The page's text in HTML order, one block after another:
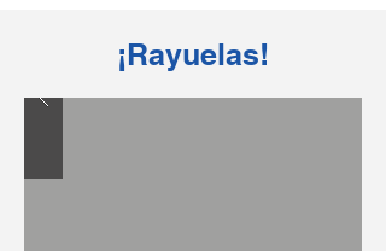
¡Rayuelas!